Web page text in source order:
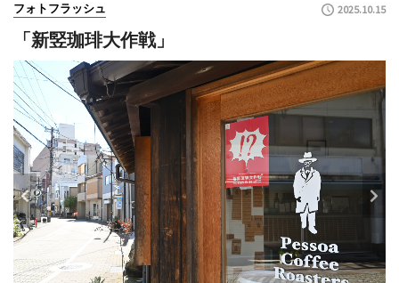
フォトフラッシュ 2025.10.15
「新竪珈琲大作戦」